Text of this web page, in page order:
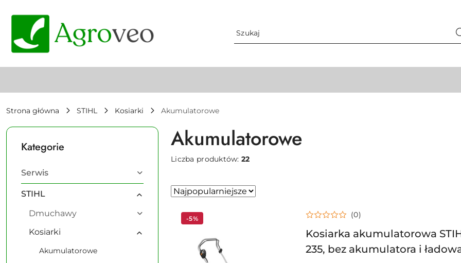
Strona główna STIHL Kosiarki Akumulatorowe
Kategorie
Serwis
STIHL
Dmuchawy
Kosiarki
Akumulatorowe
Akumulatorowe
Liczba produktów:22
Zastosowano
Najpopularniejsze.
Sortuj
Kosiarka akumulatorowa
235, bez akumulatora i
(0)
-5%